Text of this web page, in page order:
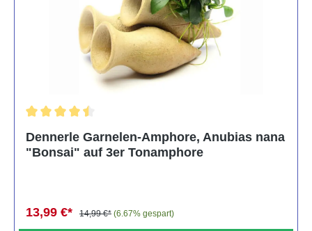
Dennerle Garnelen-Amphore, Anubias nana
"Bonsai" auf 3er Tonamphore
13,99 €* 14,99 €* (6.67% gespart)